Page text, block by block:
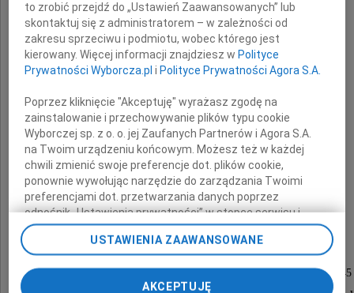
Anna Magdalena
Czarnecka
z domu Baran
absolwentka SGH (d. SGPiS).
Córka, Matka, Siostra.
Dobry Człowiek.
Nabożeństwo żałobne będzie odprawione
w dniu 15 września 2009 roku o godzinie 11.45
to zrobić przejdź do „Ustawień Zaawansowanych” lub
skontaktuj się z administratorem – w zależności od
zakresu sprzeciwu i podmiotu, wobec którego jest
kierowany. Więcej informacji znajdziesz w Polityce
Prywatności Wyborcza.pl i Polityce Prywatności Agora S.A.
Poprzez kliknięcie "Akceptuję" wyrażasz zgodę na
zainstalowanie i przechowywanie plików typu cookie
Wyborczej sp. z o. o. jej Zaufanych Partnerów i Agora S.A.
na Twoim urządzeniu końcowym. Możesz też w każdej
chwili zmienić swoje preferencje dot. plików cookie,
ponownie wywołując narzędzie do zarządzania Twoimi
preferencjami dot. przetwarzania danych poprzez
odnośnik „Ustawienia prywatności” w stopce serwisu i
przechodząc do sekcji „Ustawienia zaawansowane”.
Zmiana ustawień plików cookie możliwa jest także za
pomocą ustawień przeglądarki.
USTAWIENIA ZAAWANSOWANE
AKCEPTUJĘ